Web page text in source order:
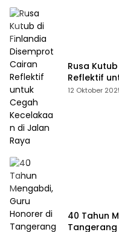
Rusa
Reflektif
Raya
12 Oktober
40 Tahun